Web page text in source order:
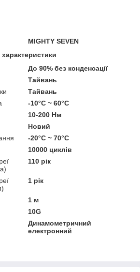
MIGHTY SEVEN
До 90% без конденсації
Тайвань
Тайвань
-10°C ~ 60°C
10-200 Нм
Новий
-20°C ~ 70°C
10000 циклів
110 рік
1 рік
1 м
10G
Динамометричний
електронний